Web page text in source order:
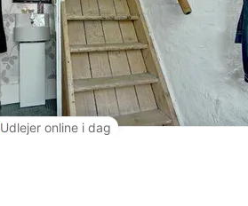
Udlejer online i dag